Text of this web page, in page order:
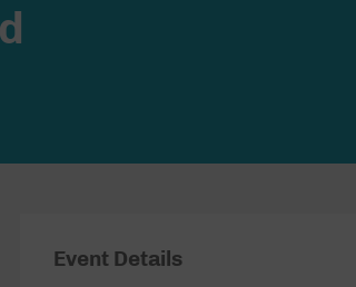
Event Details